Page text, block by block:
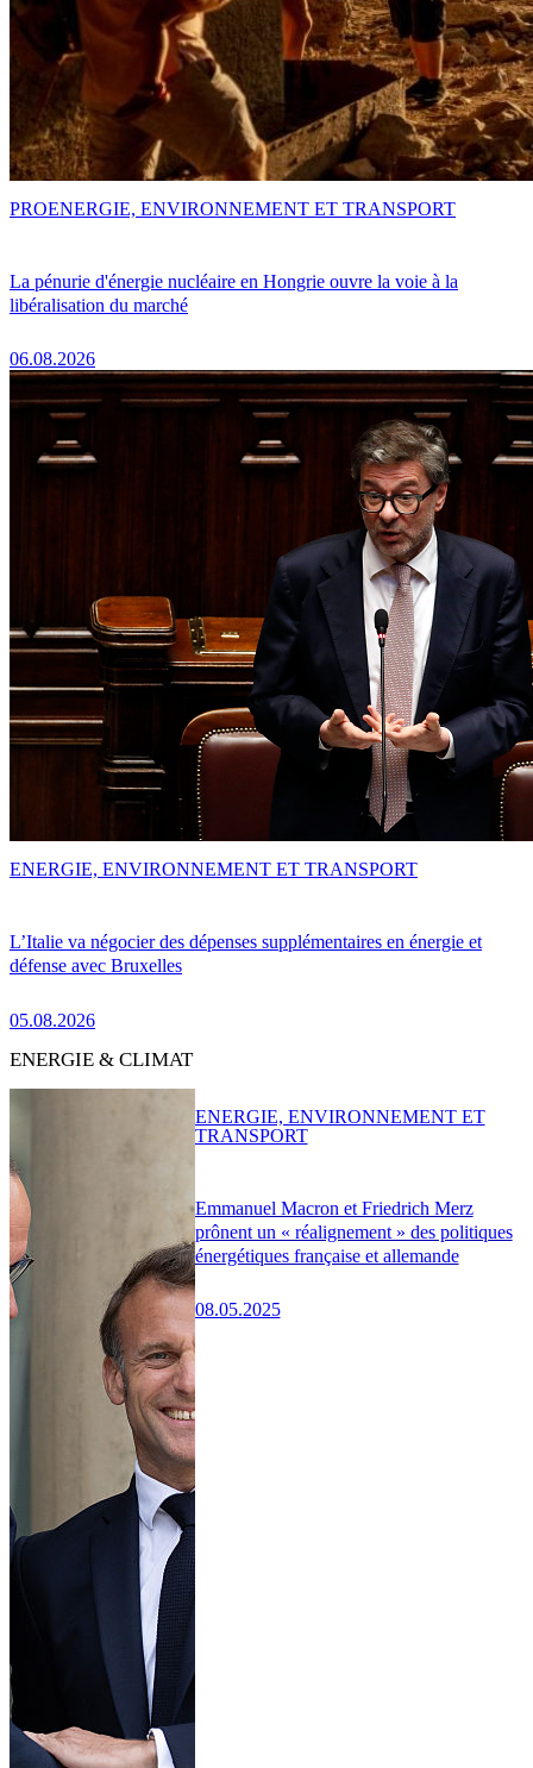
La pénurie d'énergie nucléaire en Hongrie ouvre la voie à la
libéralisation du marché
06.08.2026
PROENERGIE, ENVIRONNEMENT ET TRANSPORT
L’Italie va négocier des dépenses supplémentaires en énergie et
défense avec Bruxelles
05.08.2026
ENERGIE, ENVIRONNEMENT ET TRANSPORT
ENERGIE & CLIMAT
Emmanuel Macron et Friedrich Merz
prônent un « réalignement » des politiques
énergétiques française et allemande
08.05.2025
ENERGIE, ENVIRONNEMENT ET
TRANSPORT